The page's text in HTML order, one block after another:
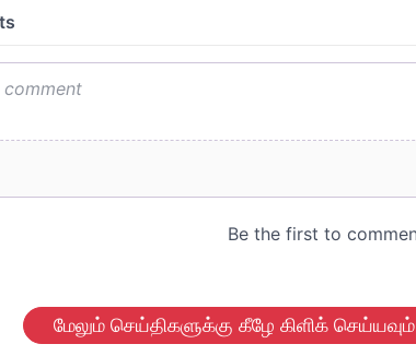
மேலும் செய்திகளுக்கு கீழே கிளிக் செய்யவும்